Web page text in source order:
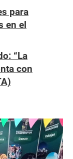
para
en el
“La
con